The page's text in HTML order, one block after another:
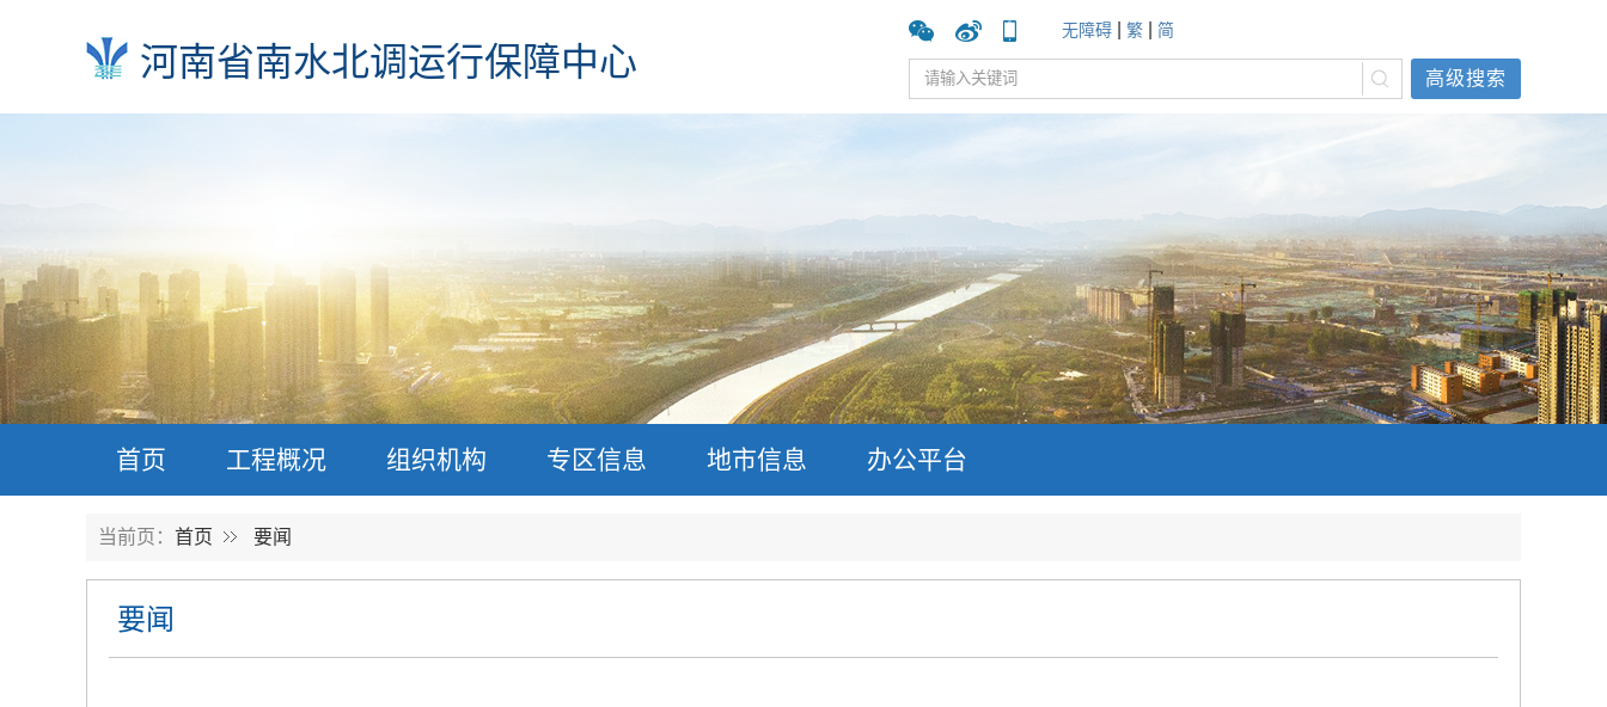
河南省南水北调运行保障中心
无障碍 繁 简
高级搜索
首页 工程概况 组织机构 专区信息 地市信息 办公平台
当前页： 首页 要闻
要闻